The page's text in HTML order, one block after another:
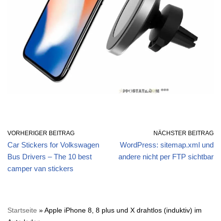
VORHERIGER BEITRAG
Car Stickers for Volkswagen
Bus Drivers – The 10 best
camper van stickers
NÄCHSTER BEITRAG
WordPress: sitemap.xml und
andere nicht per FTP sichtbar
Startseite »Apple iPhone 8, 8 plus und X drahtlos (induktiv) im